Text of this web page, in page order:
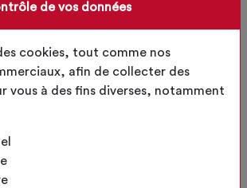
de vos données
cookies, tout comme nos
afin de collecter des
vous à des fins diverses, notamment
navigation au cours de la session afin
qualité et la sécurité de la navigation
à cet effet lorsque l’utilisateur
;
à l’utilisateur de rester sur le même